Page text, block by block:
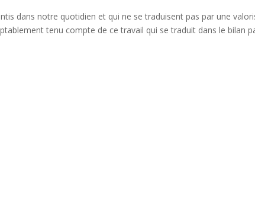
dans notre quotidien et qui ne se traduisent pas par une
tenu compte de ce travail qui se traduit dans le bilan